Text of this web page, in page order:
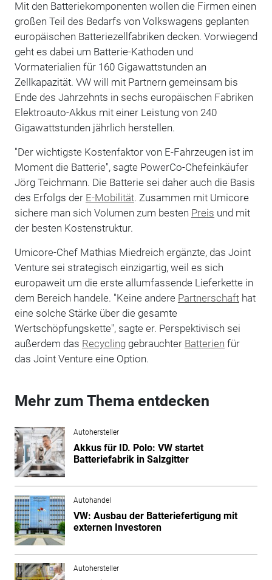
Mit den Batteriekomponenten wollen die Firmen einen
großen Teil des Bedarfs von Volkswagens geplanten
europäischen Batteriezellfabriken decken. Vorwiegend
geht es dabei um Batterie-Kathoden und
Vormaterialien für 160 Gigawattstunden an
Zellkapazität. VW will mit Partnern gemeinsam bis
Ende des Jahrzehnts in sechs europäischen Fabriken
Elektroauto-Akkus mit einer Leistung von 240
Gigawattstunden jährlich herstellen.
"Der wichtigste Kostenfaktor von E-Fahrzeugen ist im
Moment die Batterie", sagte PowerCo-Chefeinkäufer
Jörg Teichmann. Die Batterie sei daher auch die Basis
des Erfolgs der E-Mobilität. Zusammen mit Umicore
sichere man sich Volumen zum besten Preis und mit
der besten Kostenstruktur.
Umicore-Chef Mathias Miedreich ergänzte, das Joint
Venture sei strategisch einzigartig, weil es sich
europaweit um die erste allumfassende Lieferkette in
dem Bereich handele. "Keine andere Partnerschafthat
eine solche Stärke über die gesamte
Wertschöpfungskette", sagte er. Perspektivisch sei
außerdem das Recyclinggebrauchter Batterien für
das Joint Venture eine Option.
Mehr zum Thema entdecken
Autohersteller
Akkus für ID. Polo: VW startet
Batteriefabrik in Salzgitter
Autohandel
VW: Ausbau der Batteriefertigung mit
externen Investoren
Autohersteller